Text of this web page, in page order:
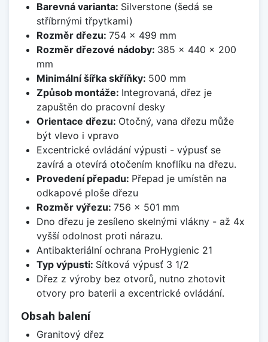
Barevná varianta: Silverstone (šedá se
stříbrnými třpytkami)
Rozměr dřezu: 754 x 499 mm
Rozměr dřezové nádoby: 385 x 440 x 200
mm
Minimální šířka skříňky: 500 mm
Způsob montáže: Integrovaná, dřez je
zapuštěn do pracovní desky
Orientace dřezu: Otočný, vana dřezu může
být vlevo i vpravo
Excentrické ovládání výpusti - výpusť se
zavírá a otevírá otočením knoflíku na dřezu.
Provedení přepadu: Přepad je umístěn na
odkapové ploše dřezu
Rozměr výřezu: 756 x 501 mm
Dno dřezu je zesíleno skelnými vlákny - až 4x
vyšší odolnost proti nárazu.
Antibakteriální ochrana ProHygienic 21
Typ výpusti: Sítková výpusť 3 1/2
Dřez z výroby bez otvorů, nutno zhotovit
otvory pro baterii a excentrické ovládání.
Obsah balení
Granitový dřez